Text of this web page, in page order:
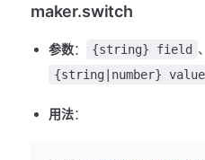
maker.switch
参数： {string} field 、
{string|number} value
用法：